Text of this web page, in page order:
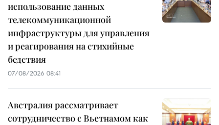
использование данных
телекоммуникационной
инфраструктуры для управления
и реагирования на стихийные
бедствия
07/08/2026 08:41
Австралия рассматривает
сотрудничество с Вьетнамом как